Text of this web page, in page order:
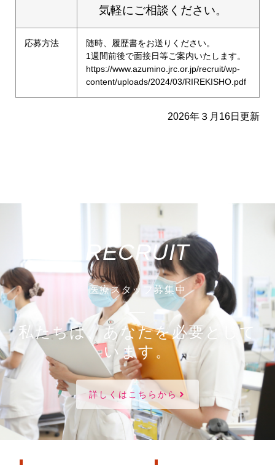
気軽にご相談ください。
応募方法
随時、履歴書をお送りください。
1週間前後で面接日等ご案内いたします。
https://www.azumino.jrc.or.jp/recruit/wp-
content/uploads/2024/03/RIREKISHO.pdf
2026年３月16日更新
RECRUIT
医療スタッフ募集中
私たちは、あなたを必要として
います。
詳しくはこちらから